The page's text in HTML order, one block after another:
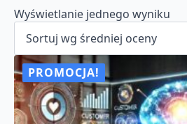
Wyświetlanie jednego wyniku
PROMOCJA!